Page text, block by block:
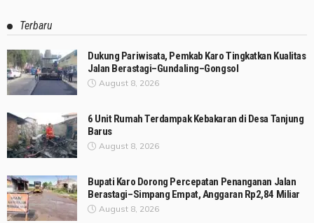
Terbaru
Dukung Pariwisata, Pemkab Karo Tingkatkan Kualitas
Jalan Berastagi–Gundaling–Gongsol
August 8, 2026
6 Unit Rumah Terdampak Kebakaran di Desa Tanjung
Barus
August 8, 2026
Bupati Karo Dorong Percepatan Penanganan Jalan
Berastagi–Simpang Empat, Anggaran Rp2,84 Miliar
August 8, 2026